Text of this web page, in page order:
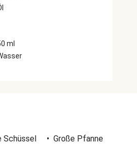
ml
Schüssel • Große Pfanne